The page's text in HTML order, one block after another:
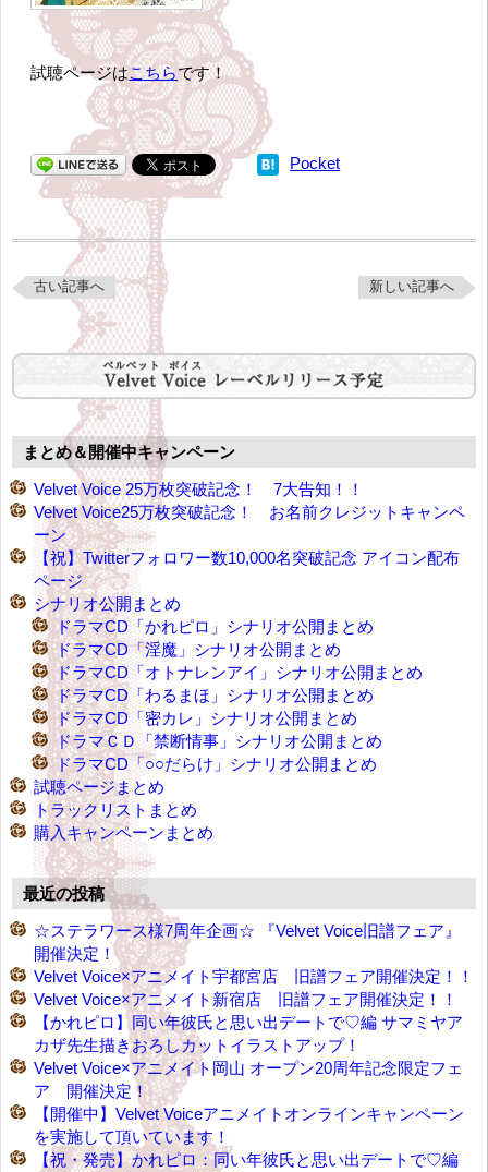
試聴ページはこちらです！
Pocket
古い記事へ 新しい記事へ
まとめ＆開催中キャンペーン
Velvet Voice 25万枚突破記念！ 7大告知！！
Velvet Voice25万枚突破記念！ お名前クレジットキャンペ
ーン
【祝】Twitterフォロワー数10,000名突破記念 アイコン配布
ページ
シナリオ公開まとめ
ドラマCD「かれピロ」シナリオ公開まとめ
ドラマCD「淫魔」シナリオ公開まとめ
ドラマCD「オトナレンアイ」シナリオ公開まとめ
ドラマCD「わるまほ」シナリオ公開まとめ
ドラマCD「密カレ」シナリオ公開まとめ
ドラマＣＤ「禁断情事」シナリオ公開まとめ
ドラマCD「○○だらけ」シナリオ公開まとめ
試聴ページまとめ
トラックリストまとめ
購入キャンペーンまとめ
最近の投稿
☆ステラワース様7周年企画☆ 『Velvet Voice旧譜フェア』
開催決定！
Velvet Voice×アニメイト宇都宮店 旧譜フェア開催決定！！
Velvet Voice×アニメイト新宿店 旧譜フェア開催決定！！
【かれピロ】同い年彼氏と思い出デートで♡編 サマミヤア
カザ先生描きおろしカットイラストアップ！
Velvet Voice×アニメイト岡山 オープン20周年記念限定フェ
ア 開催決定！
【開催中】Velvet Voiceアニメイトオンラインキャンペーン
を実施して頂いています！
【祝・発売】かれピロ：同い年彼氏と思い出デートで♡編